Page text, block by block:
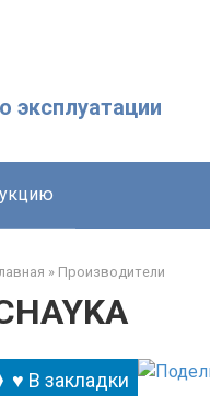
эксплуатации
» Производители
♥ В закладки